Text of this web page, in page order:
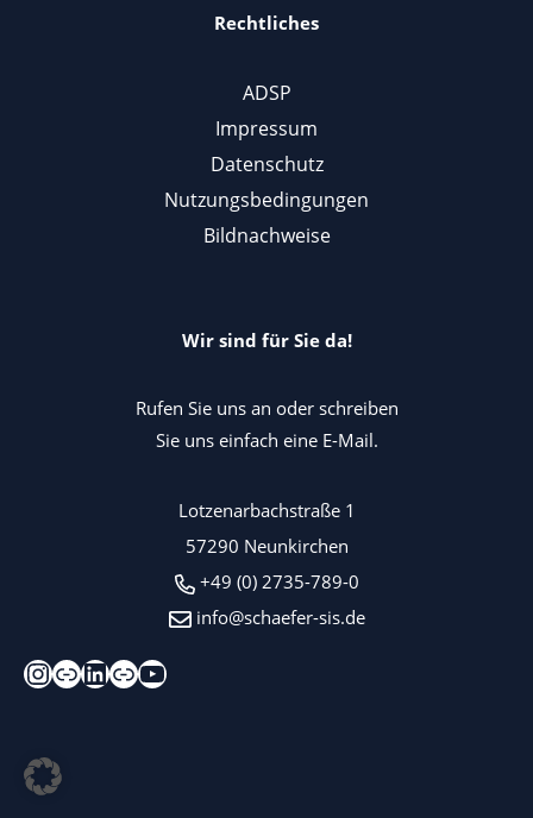
Rechtliches
ADSP
Impressum
Datenschutz
Nutzungsbedingungen
Bildnachweise
Wir sind für Sie da!
Rufen Sie uns an oder schreiben
Sie uns einfach eine E-Mail.
Lotzenarbachstraße 1
57290 Neunkirchen
+49 (0) 2735-789-0
info@schaefer-sis.de
Instagram
XingLinkedIn
Kununu
YouTube